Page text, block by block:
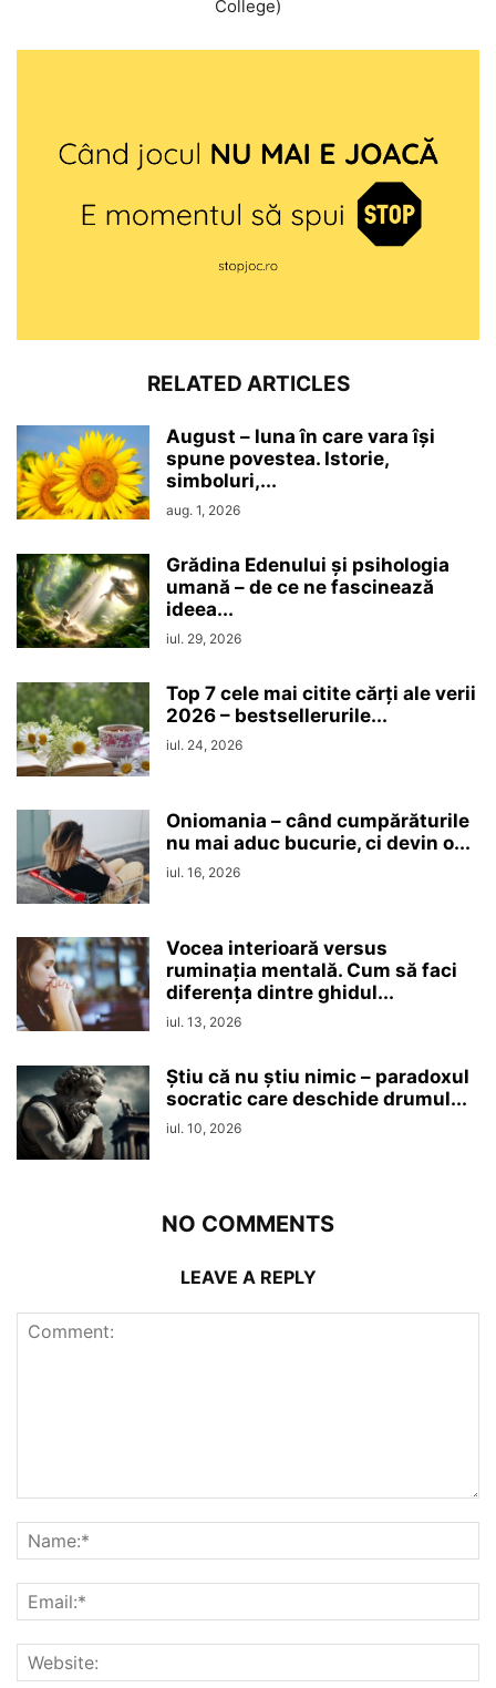
College)
RELATED ARTICLES
August – luna în care vara își
spune povestea. Istorie,
simboluri,...
aug. 1, 2026
Grădina Edenului și psihologia
umană – de ce ne fascinează
ideea...
iul. 29, 2026
Top 7 cele mai citite cărți ale verii
2026 – bestsellerurile...
iul. 24, 2026
Oniomania – când cumpărăturile
nu mai aduc bucurie, ci devin o...
iul. 16, 2026
Vocea interioară versus
ruminaţia mentală. Cum să faci
diferența dintre ghidul...
iul. 13, 2026
Ştiu că nu ştiu nimic – paradoxul
socratic care deschide drumul...
iul. 10, 2026
NO COMMENTS
LEAVE A REPLY